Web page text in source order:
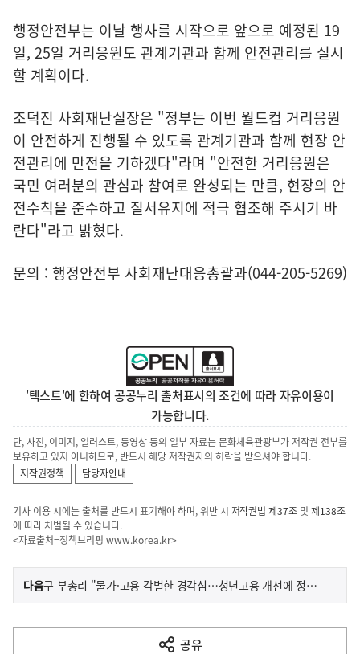
행정안전부는 이날 행사를 시작으로 앞으로 예정된 19
일, 25일 거리응원도 관계기관과 함께 안전관리를 실시
할 계획이다.
조덕진 사회재난실장은 "정부는 이번 월드컵 거리응원
이 안전하게 진행될 수 있도록 관계기관과 함께 현장 안
전관리에 만전을 기하겠다"라며 "안전한 거리응원은
국민 여러분의 관심과 참여로 완성되는 만큼, 현장의 안
전수칙을 준수하고 질서유지에 적극 협조해 주시기 바
란다"라고 밝혔다.
문의 : 행정안전부 사회재난대응총괄과(044-205-5269)
'텍스트'에 한하여 공공누리 출처표시의 조건에 따라 자유이용이
가능합니다.
단, 사진, 이미지, 일러스트, 동영상 등의 일부 자료는 문화체육관광부가 저작권 전부를
보유하고 있지 아니하므로, 반드시 해당 저작권자의 허락을 받으셔야 합니다.
저작권정책
담당자안내
기사 이용 시에는 출처를 반드시 표기해야 하며, 위반 시 저작권법 제37조 및제138조
에 따라 처벌될 수 있습니다.
<자료출처=정책브리핑 www.korea.kr>
이
전
다
다음기
구 부총리 "물가·고용 각별한 경각심…청년고용 개선에 정책 최우선"
공유